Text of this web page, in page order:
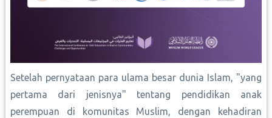
Setelah pernyataan para ulama besar dunia Islam, "yang
pertama dari jenisnya" tentang pendidikan anak
perempuan di komunitas Muslim, dengan kehadiran